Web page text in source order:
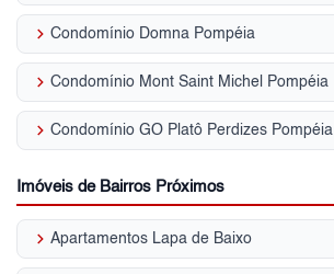
keyboard_arrow_right Condomínio Domna Pompéia
keyboard_arrow_right Condomínio Mont Saint Michel Pompéia
keyboard_arrow_right Condomínio GO Platô Perdizes Pompéia
Imóveis de Bairros Próximos
keyboard_arrow_right Apartamentos Lapa de Baixo